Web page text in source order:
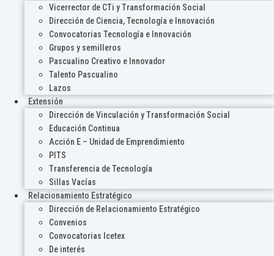
Vicerrector de CTi y Transformación Social
Dirección de Ciencia, Tecnología e Innovación
Convocatorias Tecnología e Innovación
Grupos y semilleros
Pascualino Creativo e Innovador
Talento Pascualino
Lazos
Extensión
Dirección de Vinculación y Transformación Social
Educación Continua
Acción E – Unidad de Emprendimiento
PITS
Transferencia de Tecnología
Sillas Vacías
Relacionamiento Estratégico
Dirección de Relacionamiento Estratégico
Convenios
Convocatorias Icetex
De interés